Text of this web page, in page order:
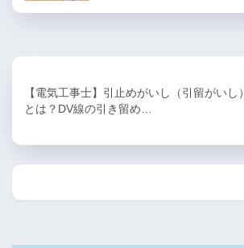
【電気工事士】引止めがいし（引留がいし）
とは？DV線の引き留め…